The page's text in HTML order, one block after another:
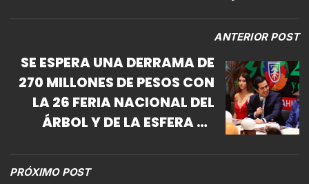
ANTERIOR POST
SE ESPERA UNA DERRAMA DE
270 MILLONES DE PESOS CON
LA 26 FERIA NACIONAL DEL
ÁRBOL Y DE LA ESFERA EN
PRÓXIMO POST